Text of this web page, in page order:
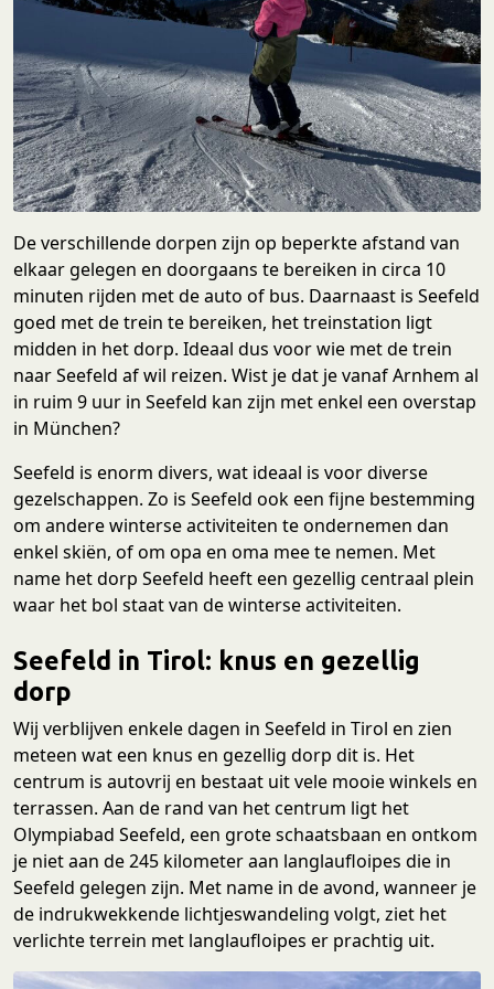
De verschillende dorpen zijn op beperkte afstand van
elkaar gelegen en doorgaans te bereiken in circa 10
minuten rijden met de auto of bus. Daarnaast is Seefeld
goed met de trein te bereiken, het treinstation ligt
midden in het dorp. Ideaal dus voor wie met de trein
naar Seefeld af wil reizen. Wist je dat je vanaf Arnhem al
in ruim 9 uur in Seefeld kan zijn met enkel een overstap
in München?
Seefeld is enorm divers, wat ideaal is voor diverse
gezelschappen. Zo is Seefeld ook een fijne bestemming
om andere winterse activiteiten te ondernemen dan
enkel skiën, of om opa en oma mee te nemen. Met
name het dorp Seefeld heeft een gezellig centraal plein
waar het bol staat van de winterse activiteiten.
Seefeld in Tirol: knus en gezellig
dorp
Wij verblijven enkele dagen in Seefeld in Tirol en zien
meteen wat een knus en gezellig dorp dit is. Het
centrum is autovrij en bestaat uit vele mooie winkels en
terrassen. Aan de rand van het centrum ligt het
Olympiabad Seefeld, een grote schaatsbaan en ontkom
je niet aan de 245 kilometer aan langlaufloipes die in
Seefeld gelegen zijn. Met name in de avond, wanneer je
de indrukwekkende lichtjeswandeling volgt, ziet het
verlichte terrein met langlaufloipes er prachtig uit.